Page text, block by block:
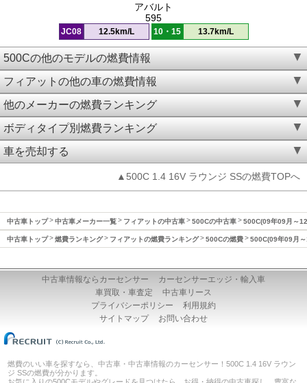
アバルト
595
JC08 12.5km/L 10・15 13.7km/L
500Cの他のモデルの燃費情報
フィアットの他の車の燃費情報
他のメーカーの燃費ランキング
ボディタイプ別燃費ランキング
車を売却する
▲500C 1.4 16V ラウンジ SSの燃費TOPへ
中古車トップ 中古車メーカー一覧 フィアットの中古車 500Cの中古車 500C(09年09月～
中古車トップ 燃費ランキング フィアットの燃費ランキング 500Cの燃費 500C(09年09月
中古車情報ならカーセンサー
カーセンサーエッジ・輸入車
車買取・車査定
中古車リース
プライバシーポリシー
利用規約
サイトマップ
お問い合わせ
燃費のいい車を探すなら、中古車・中古車情報のカーセンサー！500C 1.4 16V ラウン
ジ SSの燃費が分かります。